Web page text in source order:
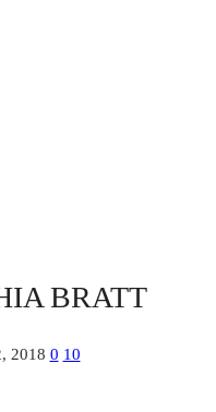
BRATT
2018 0 10